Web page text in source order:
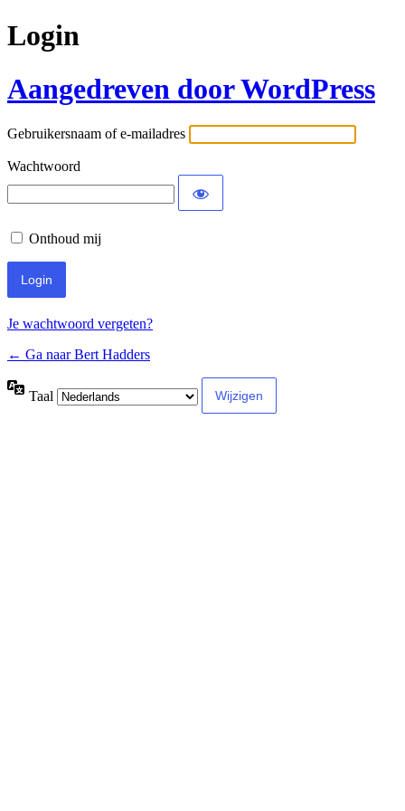
Login
Aangedreven door WordPress
Gebruikersnaam of e-mailadres
Wachtwoord
Onthoud mij
Je wachtwoord vergeten?
← Ga naar Bert Hadders
Taal